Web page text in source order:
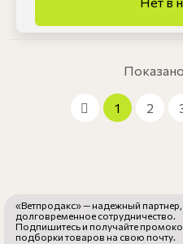
1 2
«Ветпродакс» — надежный
долговременное сотрудничество.
Подпишитесь и получайте
подборки товаров на свою почту.